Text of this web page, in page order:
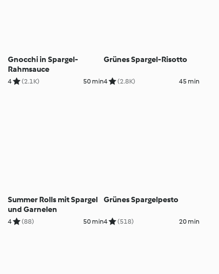
Gnocchi in Spargel-
Rahmsauce
4 (2.1K) 50 min
Grünes Spargel-Risotto
4 (2.8K) 45 min
Summer Rolls mit Spargel
und Garnelen
4 (88) 50 min
Grünes Spargelpesto
4 (518) 20 min